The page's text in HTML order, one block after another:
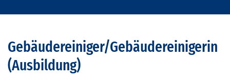
Gebäudereiniger/Gebäudereinigerin
(Ausbildung)